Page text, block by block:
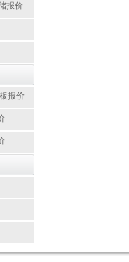
报价
报价